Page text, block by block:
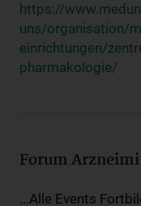
https://
uns/organisation/
einrichtungen/
pharmakologie/
Forum
...Alle Events